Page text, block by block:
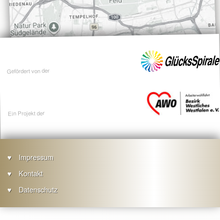
Gefördert von der
Ein Projekt der
Footer
Impressum
Kontakt
Datenschutz